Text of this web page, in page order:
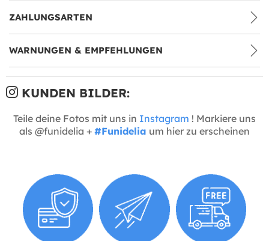
ZAHLUNGSARTEN
WARNUNGEN & EMPFEHLUNGEN
KUNDEN BILDER:
Teile deine Fotos mit uns in Instagram ! Markiere uns
als @funidelia + #Funidelia um hier zu erscheinen